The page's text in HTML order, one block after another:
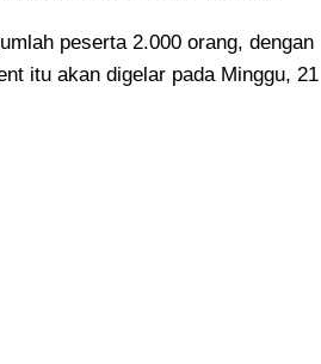
peserta 2.000 orang, dengan
itu akan digelar pada Minggu, 21